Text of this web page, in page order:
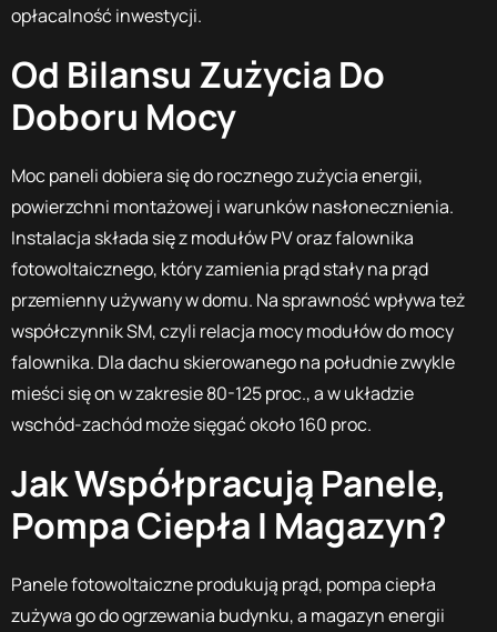
opłacalność inwestycji.
Od Bilansu Zużycia Do
Doboru Mocy
Moc paneli dobiera się do rocznego zużycia energii,
powierzchni montażowej i warunków nasłonecznienia.
Instalacja składa się z modułów PV oraz falownika
fotowoltaicznego, który zamienia prąd stały na prąd
przemienny używany w domu. Na sprawność wpływa też
współczynnik SM, czyli relacja mocy modułów do mocy
falownika. Dla dachu skierowanego na południe zwykle
mieści się on w zakresie 80-125 proc., a w układzie
wschód-zachód może sięgać około 160 proc.
Jak Współpracują Panele,
Pompa Ciepła I Magazyn?
Panele fotowoltaiczne produkują prąd, pompa ciepła
zużywa go do ogrzewania budynku, a magazyn energii